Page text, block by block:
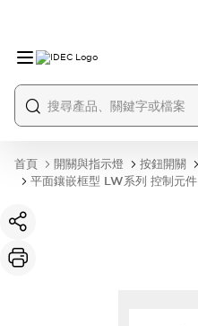
首頁 開關與指示燈 按鈕開關
平面鑲嵌框型 LW系列 控制元件